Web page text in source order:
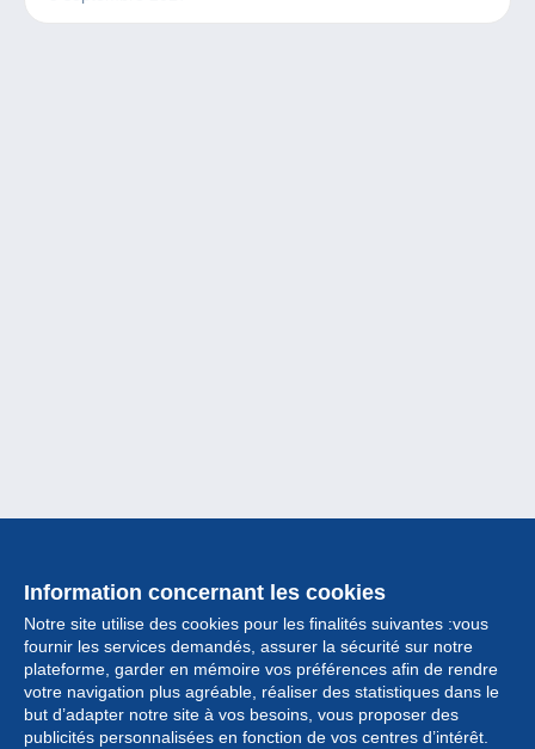
créée avec son épouse Priscilla et qui vend des
Information concernant les cookies
Notre site utilise des cookies pour les finalités suivantes :vous
fournir les services demandés, assurer la sécurité sur notre
plateforme, garder en mémoire vos préférences afin de rendre
votre navigation plus agréable, réaliser des statistiques dans le
but d’adapter notre site à vos besoins, vous proposer des
publicités personnalisées en fonction de vos centres d’intérêt.
Collection